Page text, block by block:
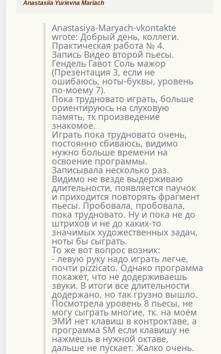
Anastasiia Yurievna Mariach
Anastasiya-Maryach-vkontakte
wrote: Добрый день, коллеги.
Практическая работа № 4.
Запись Видео второй пьесы.
Гендель Гавот Соль мажор
(Презентация 3, если не
ошибаюсь, ноты-буквы, уровень
по-моему 7).
Пока трудновато играть, больше
ориентируюсь на слуховую
память, тк произведение
знакомое.
Играть пока трудновато очень,
постоянно сбиваюсь, видимо
нужно больше времени на
освоение программы.
Записывала несколько раз.
Видимо не везде выдерживаю
длительности, появляется паучок
и приходится повторять фрагмент
пьесы. Пробовала, пробовала,
пока трудновато. Ну и пока не до
штрихов и не до каких-то
значимых художественных задач,
ноты бы сыграть.
То же вот вопрос возник:
- левую руку надо играть легче,
почти pizzicato. Однако программа
покажет, что не додерживаешь
звуки. В итоги все длительности
додержано, но так грузно вышло.
Посмотрела уровень 8 пьесы, не
могу сыграть многие, тк. на моём
ЭМИ нет клавиш в контроктаве, а
программа SM если клавишу не
нажмешь в нужной октаве,
дальше не пускает. Жалко очень.